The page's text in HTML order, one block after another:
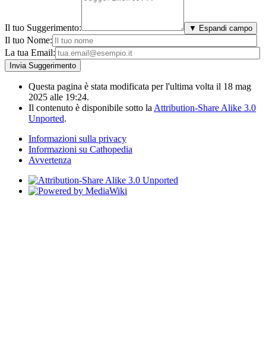
Il tuo Suggerimento: ▼ Espandi campo
Il tuo Nome:
La tua Email:
Questa pagina è stata modificata per l'ultima volta il 18 mag
2025 alle 19:24.
Il contenuto è disponibile sotto la Attribution-Share Alike 3.0
Unported.
Informazioni sulla privacy
Informazioni su Cathopedia
Avvertenza